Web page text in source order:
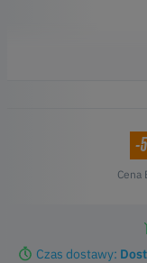
-
Cena
Czas dostawy: